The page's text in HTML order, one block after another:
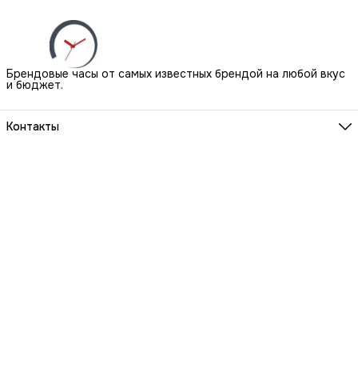
Брендовые часы от самых известных брендой на любой вкус
и бюджет.
Контакты